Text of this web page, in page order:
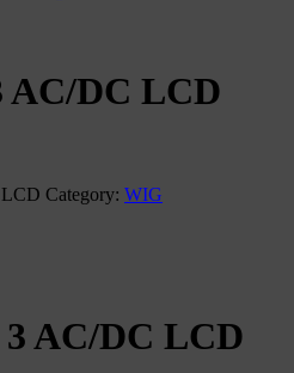
AC/DC LCD
Category: WIG
3 AC/DC LCD